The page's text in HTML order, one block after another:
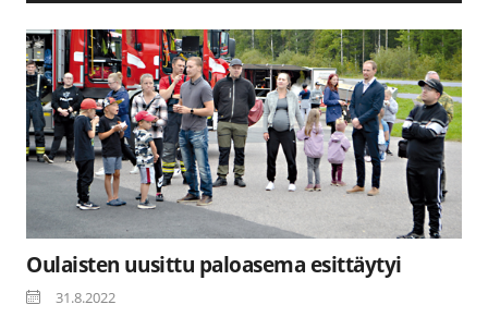
Oulaisten uusittu paloasema esittäytyi
31.8.2022